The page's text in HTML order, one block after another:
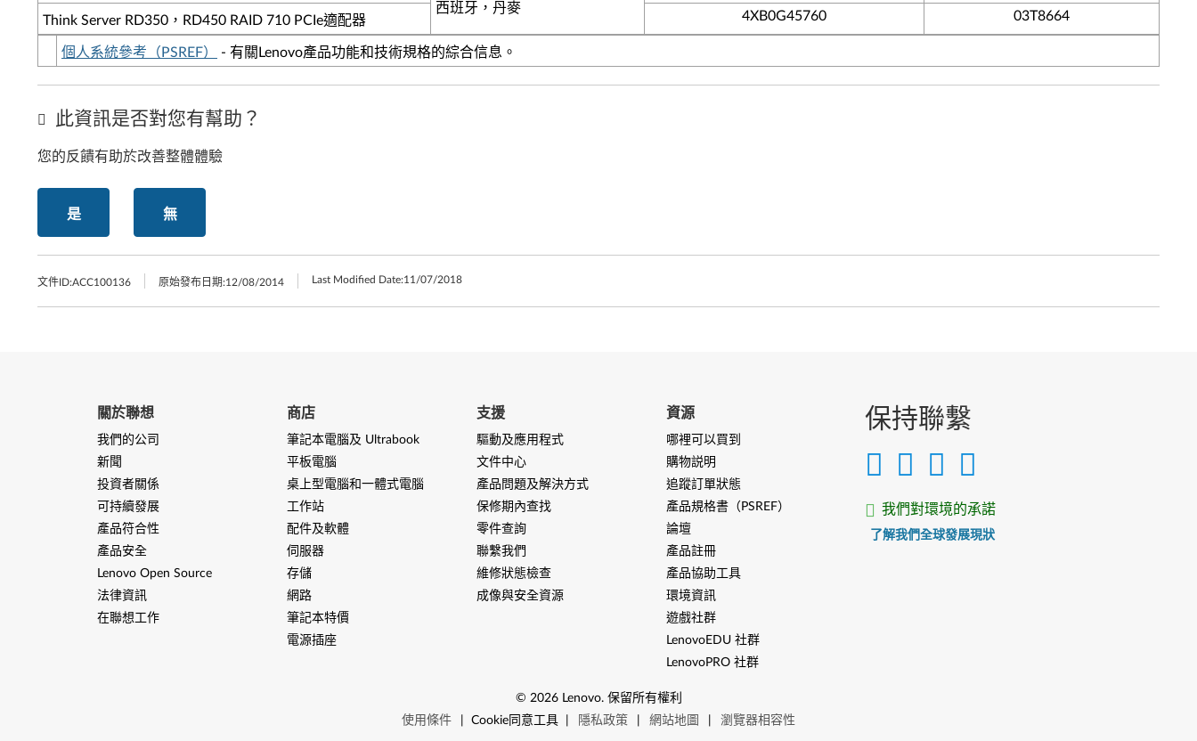
西班牙，丹麥
Think Server RD350，RD450 RAID 710 PCIe適配器 4XB0G45760 03T8664
個人系統參考（PSREF） - 有關Lenovo產品功能和技術規格的綜合信息。
此資訊是否對您有幫助？
您的反饋有助於改善整體體驗
是 無
文件ID:ACC100136 原始發布日期:12/08/2014 Last Modified Date:11/07/2018
保持聯繫
我們對環境的承諾
了解我們全球發展現狀
關於聯想
我們的公司
新聞
投資者關係
可持續發展
產品符合性
產品安全
Lenovo Open Source
法律資訊
在聯想工作
商店
筆記本電腦及 Ultrabook
平板電腦
桌上型電腦和一體式電腦
工作站
配件及軟體
伺服器
存儲
網路
筆記本特價
電源插座
支援
驅動及應用程式
文件中心
產品問題及解決方式
保修期內查找
零件查詢
聯繫我們
維修狀態檢查
成像與安全資源
資源
哪裡可以買到
購物説明
追蹤訂單狀態
產品規格書（PSREF）
論壇
產品註冊
產品協助工具
環境資訊
遊戲社群
LenovoEDU 社群
LenovoPRO 社群
© 2026 Lenovo. 保留所有權利
使用條件
Cookie同意工具 隱私政策 網站地圖 瀏覽器相容性